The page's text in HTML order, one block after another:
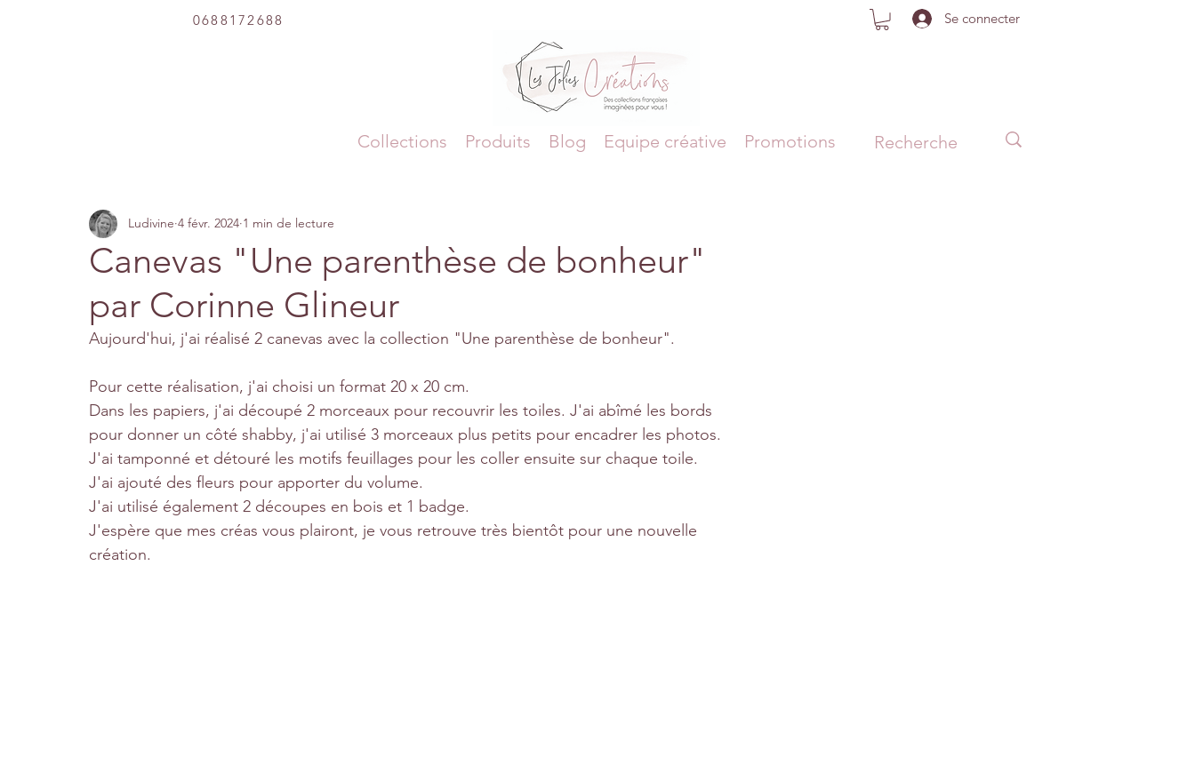
0688172688 Se connecter
Collections Produits Blog Equipe créative Promotions
Canevas "Une parenthèse de bonheur"
par Corinne Glineur
Ludivine 4 févr. 2024 1 min de lecture
Aujourd'hui, j'ai réalisé 2 canevas avec la collection "Une parenthèse de bonheur".
Pour cette réalisation, j'ai choisi un format 20 x 20 cm.
Dans les papiers, j'ai découpé 2 morceaux pour recouvrir les toiles. J'ai abîmé les bords
pour donner un côté shabby, j'ai utilisé 3 morceaux plus petits pour encadrer les photos.
J'ai tamponné et détouré les motifs feuillages pour les coller ensuite sur chaque toile.
J'ai ajouté des fleurs pour apporter du volume.
J'ai utilisé également 2 découpes en bois et 1 badge.
J'espère que mes créas vous plairont, je vous retrouve très bientôt pour une nouvelle
création.